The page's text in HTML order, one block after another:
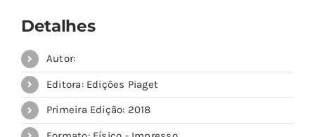
Detalhes
Autor:
Editora: Edições Piaget
Primeira Edição: 2018